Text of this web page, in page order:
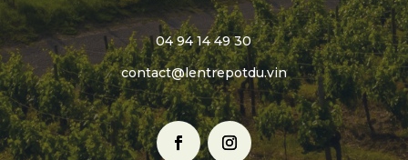
04 94 14 49 30
contact@lentrepotdu.vin